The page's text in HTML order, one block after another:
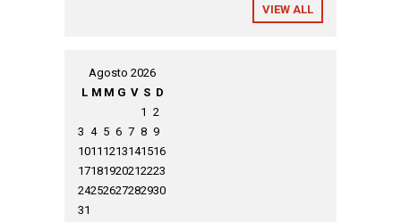
VIEW ALL
Agosto 2026
L M M G V S D
1 2
3 4 5 6 7 8 9
1011 1213141516
17181920212223
24252627282930
31